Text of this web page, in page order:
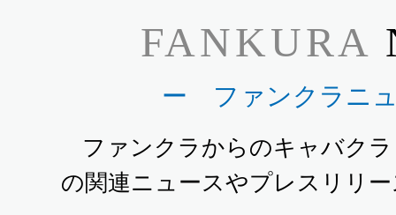
FANKURA
ー ファンクラニ
ファンクラからのキャバク
の関連ニュースやプレスリリ